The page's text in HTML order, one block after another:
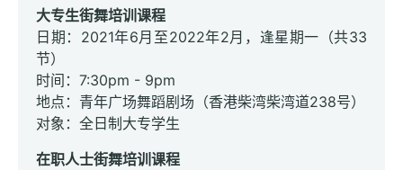
大专生街舞培训课程
日期：2021年6月至2022年2月，逢星期一（共33
节）
时间：7:30pm - 9pm
地点：青年广场舞蹈剧场（香港柴湾柴湾道238号）
对象：全日制大专学生
在职人士街舞培训课程